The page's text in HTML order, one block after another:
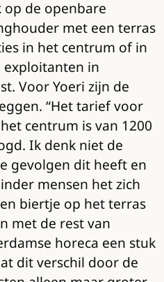
op de openbare
met een terras
in het centrum of in
in
Voor Yoeri zijn de
“Het tarief voor
centrum is van 1200
Ik denk niet de
gevolgen dit heeft en
mensen het zich
biertje op het terras
met de rest van
horeca een stuk
dit verschil door de